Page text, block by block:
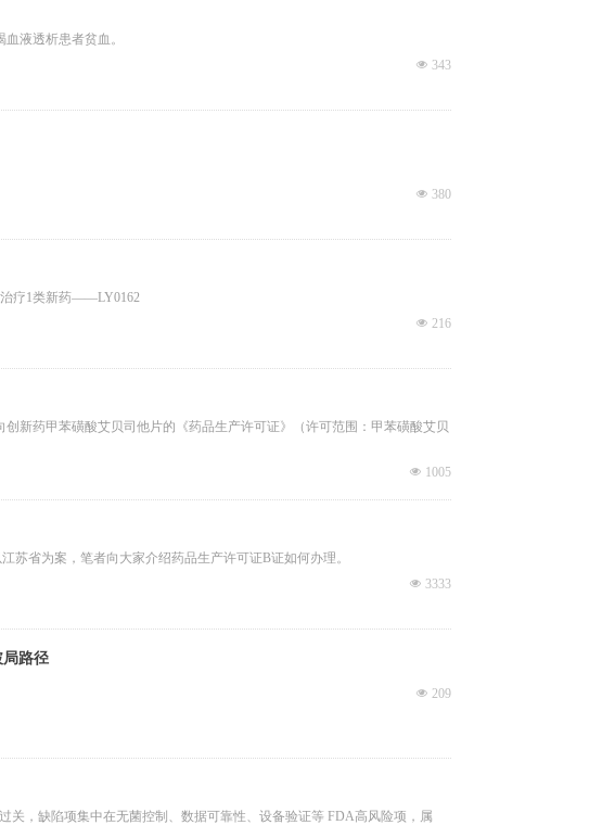
液透析患者贫血。
넶 343
넶 380
治疗1类新药——LY0162
넶 216
新药甲苯磺酸艾贝司他片的《药品生产许可证》（许可范围：甲苯磺酸艾贝
넶 1005
苏省为案，笔者向大家介绍药品生产许可证B证如何办理。
넶 3333
路径
넶 209
关，缺陷项集中在无菌控制、数据可靠性、设备验证等 FDA高风险项，属